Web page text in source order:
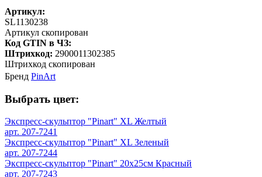
Артикул:
SL1130238
Артикул скопирован
Код GTIN в ЧЗ:
Штрихкод: 2900011302385
Штрихкод скопирован
Бренд PinArt
Выбрать цвет:
Экспресс-скульптор "Pinart" XL Желтый
арт. 207-7241
Экспресс-скульптор "Pinart" XL Зеленый
арт. 207-7244
Экспресс-скульптор "Pinart" 20х25см Красный
арт. 207-7243